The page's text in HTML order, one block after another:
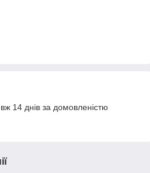
14 днів за домовленістю